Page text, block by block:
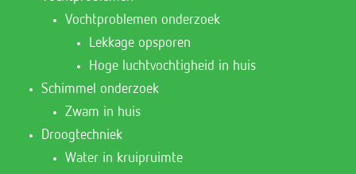
Vochtproblemen onderzoek
Lekkage opsporen
Hoge luchtvochtigheid in huis
Schimmel onderzoek
Zwam in huis
Droogtechniek
Water in kruipruimte